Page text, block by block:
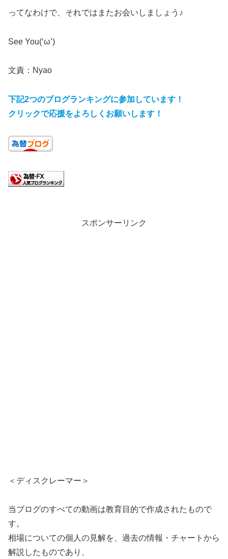
ってなわけで、それではまたお会いしましょう♪
See You(‘ω’)
文責：Nyao
下記2つのブログランキングに参加しています ！
クリックで応援をよろしくお願いします ！
スポンサーリンク
＜ディスクレーマー＞
当ブログのすべての動画は教育目的で作成されたもので
す。
相場についての個人の見解を、過去の情報・チャートから
解説したものであり、